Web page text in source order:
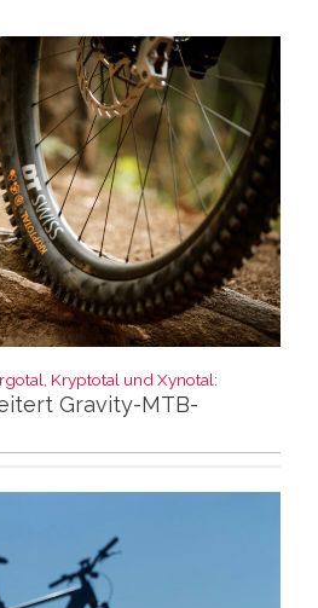
Kryptotal und Xynotal:
Gravity-MTB-